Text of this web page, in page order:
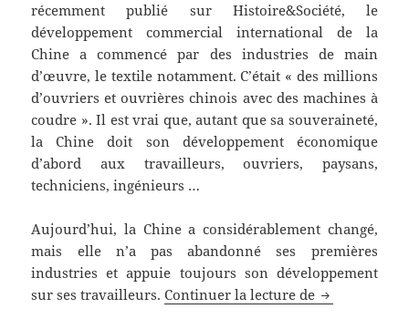
récemment publié sur Histoire&Société, le
développement commercial international de la
Chine a commencé par des industries de main
d’œuvre, le textile notamment. C’était « des millions
d’ouvriers et ouvrières chinois avec des machines à
coudre ». Il est vrai que, autant que sa souveraineté,
la Chine doit son développement économique
d’abord aux travailleurs, ouvriers, paysans,
techniciens, ingénieurs …
Aujourd’hui, la Chine a considérablement changé,
mais elle n’a pas abandonné ses premières
industries et appuie toujours son développement
sur ses travailleurs.Continuer la lecture de Les